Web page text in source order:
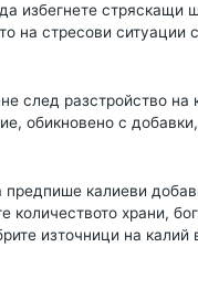
избегнете стряскащи
на стресови
след разстройство
обикновено с
калиеви
количеството храни,
източници на калий